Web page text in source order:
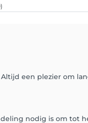
een plezier om
nodig is om tot